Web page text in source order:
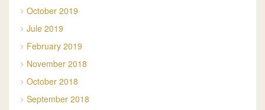
October 2019
Jule 2019
February 2019
November 2018
October 2018
September 2018